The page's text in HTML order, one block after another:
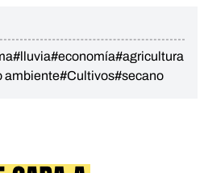
#lluvia#economía#agricultura
ambiente#Cultivos#secano